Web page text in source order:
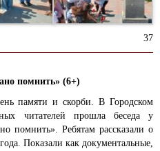
37
помнить» (6+)
памяти и скорби. В Городском
читателей прошла беседа у
помнить». Ребятам рассказали о
Показали как документальные,